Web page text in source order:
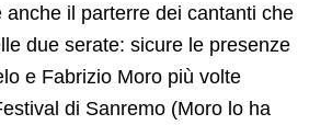
anche il parterre dei cantanti che
due serate: sicure le presenze
e Fabrizio Moro più volte
di Sanremo (Moro lo ha